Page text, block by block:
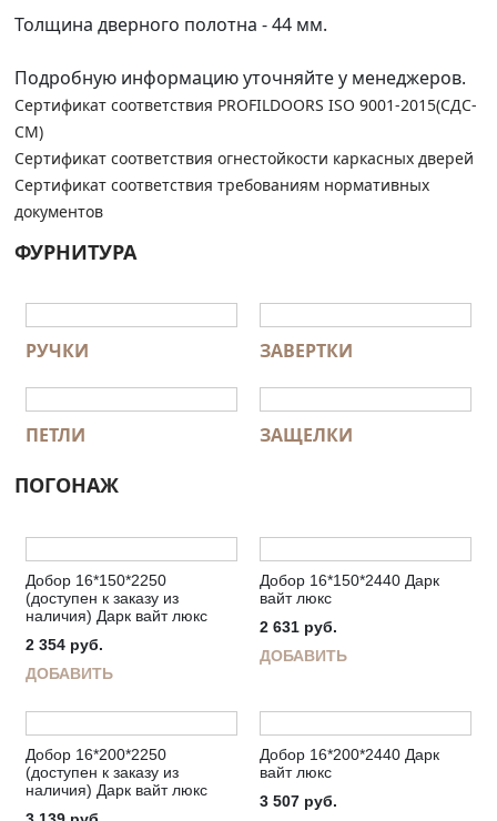
Толщина дверного полотна - 44 мм.
Подробную информацию уточняйте у менеджеров.
Сертификат соответствия PROFILDOORS ISO 9001-2015(СДС-
СМ)
Сертификат соответствия огнестойкости каркасных дверей
Сертификат соответствия требованиям нормативных
документов
ФУРНИТУРА
РУЧКИ ЗАВЕРТКИ
ПЕТЛИ ЗАЩЕЛКИ
ПОГОНАЖ
Добор 16*150*2250
(доступен к заказу из
наличия) Дарк вайт люкс
2 354 руб.
ДОБАВИТЬ
Добор 16*150*2440 Дарк
вайт люкс
2 631 руб.
ДОБАВИТЬ
Добор 16*200*2250
(доступен к заказу из
наличия) Дарк вайт люкс
Добор 16*200*2440 Дарк
вайт люкс
3 507 руб.